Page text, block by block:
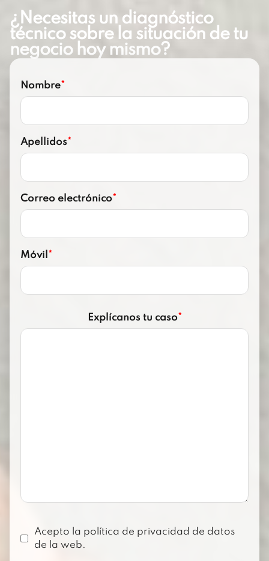
¿Necesitas un diagnóstico
técnico sobre la situación de tu
negocio hoy mismo?
Nombre*
Apellidos*
Correo electrónico*
Móvil *
Explícanos tu caso*
Acepto la política de privacidad de datos
de la web.